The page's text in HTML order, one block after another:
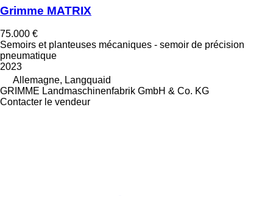
Grimme MATRIX
75.000 €
Semoirs et planteuses mécaniques - semoir de précision
pneumatique
2023
Allemagne, Langquaid
GRIMME Landmaschinenfabrik GmbH & Co. KG
Contacter le vendeur